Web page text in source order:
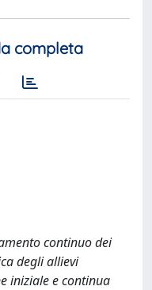
completa
continuo dei
degli allievi
iniziale e continua